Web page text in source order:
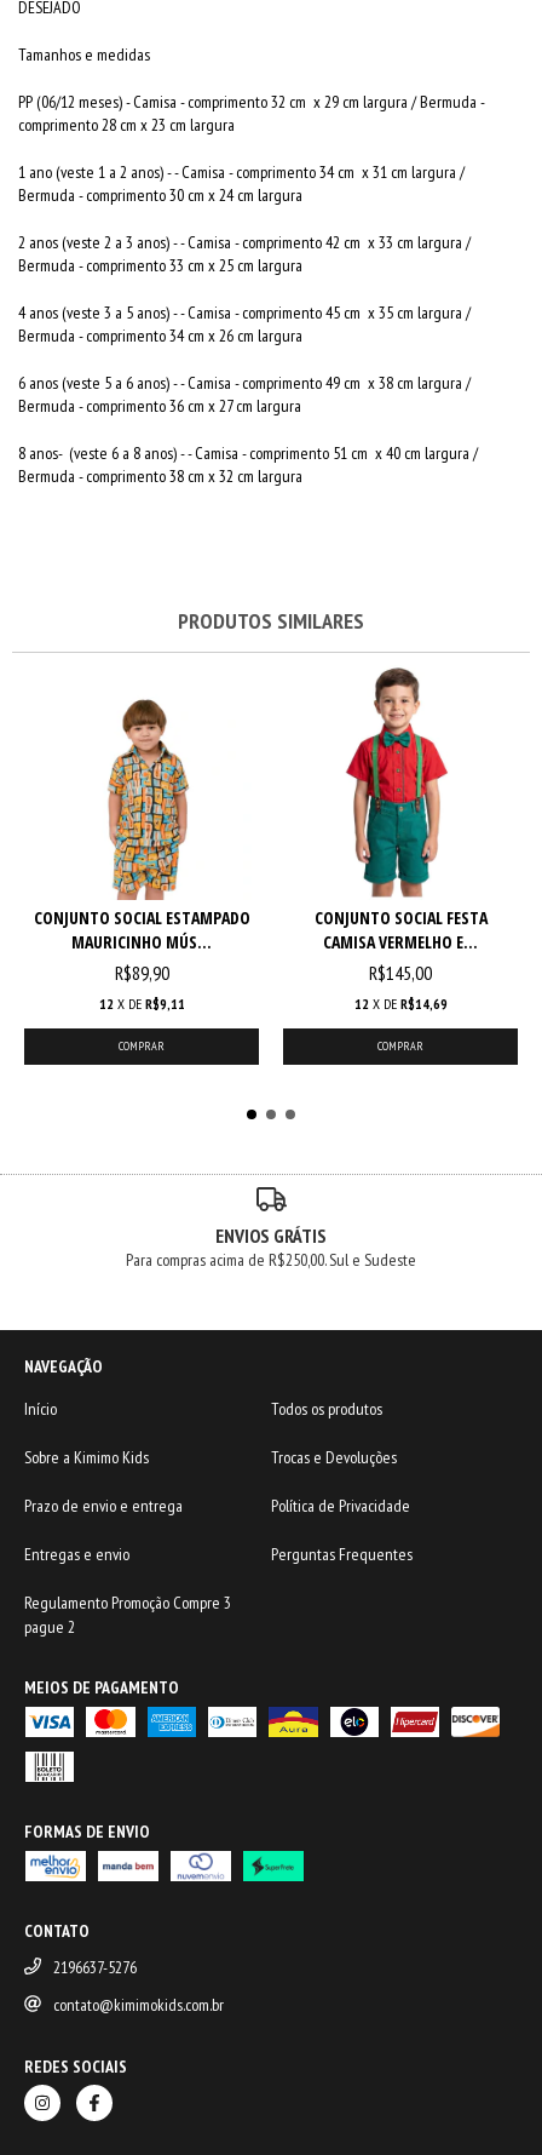
DESEJADO
Tamanhos e medidas
PP (06/12 meses) - Camisa - comprimento 32 cm x 29 cm largura / Bermuda -
comprimento 28 cm x 23 cm largura
1 ano (veste 1 a 2 anos) - - Camisa - comprimento 34 cm x 31 cm largura /
Bermuda - comprimento 30 cm x 24 cm largura
2 anos (veste 2 a 3 anos) - - Camisa - comprimento 42 cm x 33 cm largura /
Bermuda - comprimento 33 cm x 25 cm largura
4 anos (veste 3 a 5 anos) - - Camisa - comprimento 45 cm x 35 cm largura /
Bermuda - comprimento 34 cm x 26 cm largura
6 anos (veste 5 a 6 anos) - - Camisa - comprimento 49 cm x 38 cm largura /
Bermuda - comprimento 36 cm x 27 cm largura
8 anos- (veste 6 a 8 anos) - - Camisa - comprimento 51 cm x 40 cm largura /
Bermuda - comprimento 38 cm x 32 cm largura
PRODUTOS SIMILARES
CONJUNTO SOCIAL ESTAMPADO
MAURICINHO MÚS...
R$89,90
12 X DE R$9,11
COMPRAR
CONJUNTO SOCIAL FESTA
CAMISA VERMELHO E...
R$145,00
12 X DE R$14,69
COMPRAR
ENVIOS GRÁTIS
Para compras acima de R$250,00. Sul e Sudeste
NAVEGAÇÃO
Início
Todos os produtos
Sobre a Kimimo Kids Trocas e Devoluções
Prazo de envio e entrega Política de Privacidade
Entregas e envio Perguntas Frequentes
Regulamento Promoção Compre 3
pague 2
MEIOS DE PAGAMENTO
FORMAS DE ENVIO
CONTATO
2196637-5276
contato@kimimokids.com.br
REDES SOCIAIS